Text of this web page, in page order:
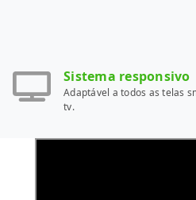
Sistema responsivo
Adaptável a todos as telas
tv.